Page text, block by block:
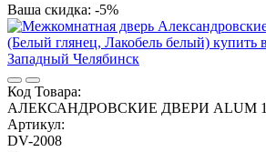
Ваша скидка: -5%
Код Товара:
АЛЕКСАНДРОВСКИЕ ДВЕРИ ALUM 1
Артикул:
DV-2008